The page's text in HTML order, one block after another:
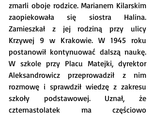
zmarli oboje rodzice. Marianem Kilarskim
zaopiekowała się siostra Halina.
Zamieszkał z jej rodziną przy ulicy
Krzywej 9 w Krakowie. W 1945 roku
postanowił kontynuować dalszą naukę.
W szkole przy Placu Matejki, dyrektor
Aleksandrowicz przeprowadził z nim
rozmowę i sprawdził wiedzę z zakresu
szkoły podstawowej. Uznał, że
czternastolatek ma częściowo